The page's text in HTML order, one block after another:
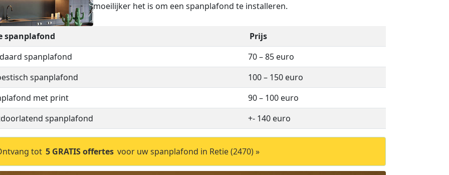
moeilijker het is om een spanplafond te installeren.
spanplafond
Prijs
spanplafond
70 – 85 euro
spanplafond
100 – 150 euro
met print
90 – 100 euro
spanplafond
+- 140 euro
tot 5 GRATIS offertes voor uw spanplafond in Retie (2470) »